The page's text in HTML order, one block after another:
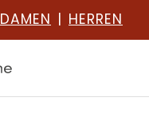
DAMEN | HERREN